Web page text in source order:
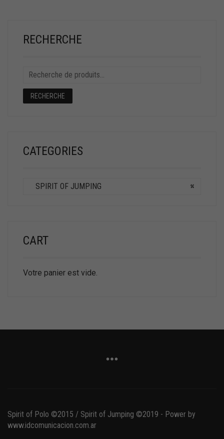
RECHERCHE
RECHERCHE
CATEGORIES
×
SPIRIT OF JUMPING
CART
Votre panier est vide.
Spirit of Polo ©2015 / Spirit of Jumping ©2019 - Power by
www.idcomunicacion.com.ar